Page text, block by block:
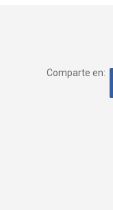
Comparte en: